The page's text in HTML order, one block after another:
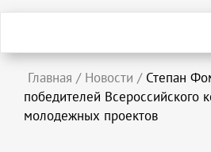
Главная / Новости / Степан
победителей Всероссийского
молодежных проектов